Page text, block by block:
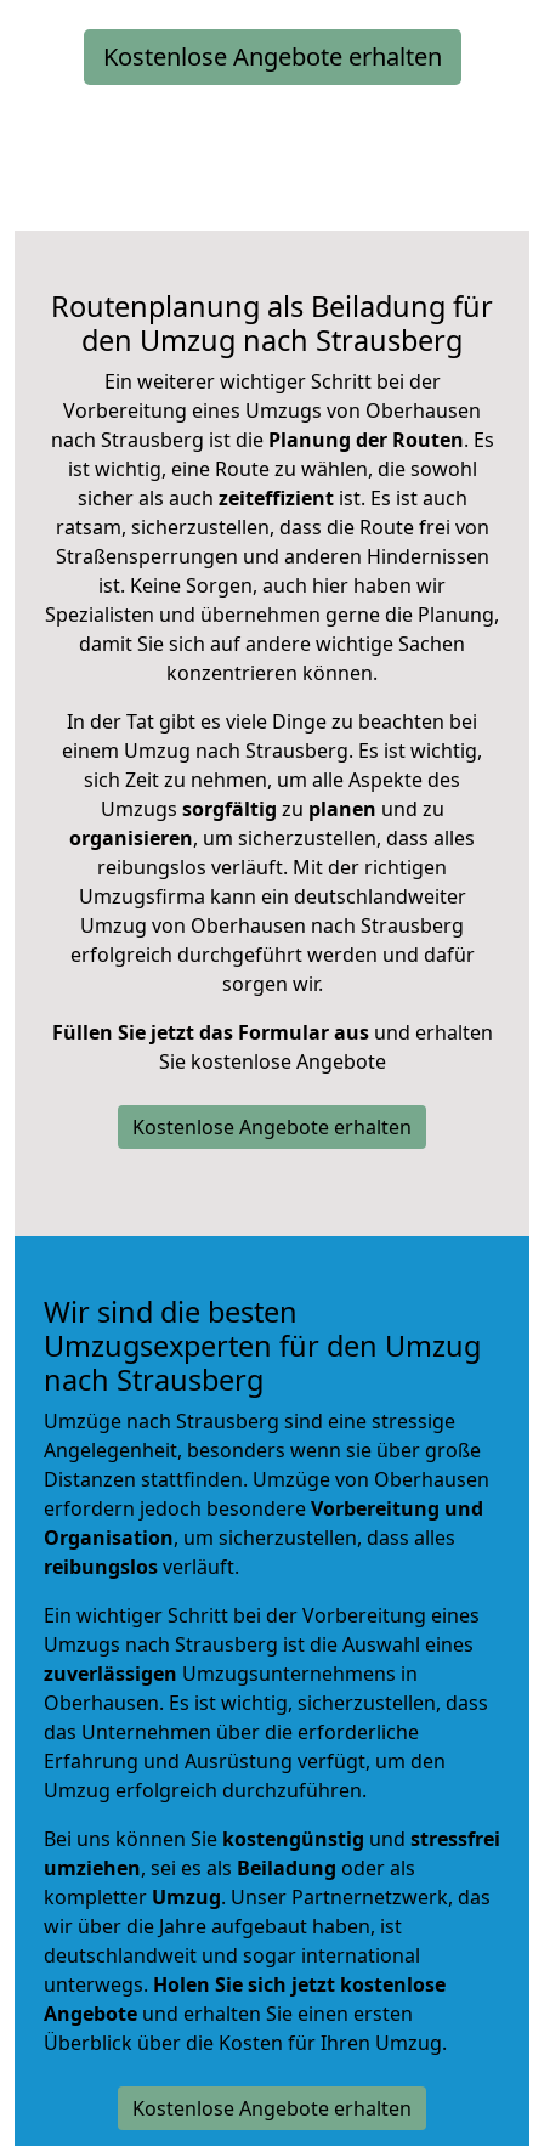
Kostenlose Angebote erhalten
Routenplanung als Beiladung für
den Umzug nach Strausberg
Ein weiterer wichtiger Schritt bei der
Vorbereitung eines Umzugs von Oberhausen
nach Strausberg ist diePlanung der Routen. Es
ist wichtig, eine Route zu wählen, die sowohl
sicher als auch zeiteffizientist. Es ist auch
ratsam, sicherzustellen, dass die Route frei von
Straßensperrungen und anderen Hindernissen
ist. Keine Sorgen, auch hier haben wir
Spezialisten und übernehmen gerne die Planung,
damit Sie sich auf andere wichtige Sachen
konzentrieren können.
In der Tat gibt es viele Dinge zu beachten bei
einem Umzug nach Strausberg. Es ist wichtig,
sich Zeit zu nehmen, um alle Aspekte des
Umzugs sorgfältig zu planen und zu
organisieren, um sicherzustellen, dass alles
reibungslos verläuft. Mit der richtigen
Umzugsfirma kann ein deutschlandweiter
Umzug von Oberhausen nach Strausberg
erfolgreich durchgeführt werden und dafür
sorgen wir.
Füllen Sie jetzt das Formular ausund erhalten
Sie kostenlose Angebote
Kostenlose Angebote erhalten
Wir sind die besten
Umzugsexperten für den Umzug
nach Strausberg
Umzüge nach Strausberg sind eine stressige
Angelegenheit, besonders wenn sie über große
Distanzen stattfinden. Umzüge von Oberhausen
erfordern jedoch besondereVorbereitung und
Organisation, um sicherzustellen, dass alles
reibungslosverläuft.
Ein wichtiger Schritt bei der Vorbereitung eines
Umzugs nach Strausberg ist die Auswahl eines
zuverlässigen Umzugsunternehmens in
Oberhausen. Es ist wichtig, sicherzustellen, dass
das Unternehmen über die erforderliche
Erfahrung und Ausrüstung verfügt, um den
Umzug erfolgreich durchzuführen.
Bei uns können Sie kostengünstig und stressfrei
umziehen, sei es als Beiladung oder als
kompletter Umzug. Unser Partnernetzwerk, das
wir über die Jahre aufgebaut haben, ist
deutschlandweit und sogar international
unterwegs. Holen Sie sich jetzt kostenlose
Angebote und erhalten Sie einen ersten
Überblick über die Kosten für Ihren Umzug.
Kostenlose Angebote erhalten